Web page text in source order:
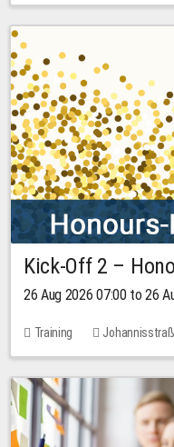
Kick-Off 2 –
26 Aug 2026 07:00 to 26
Training
No free places